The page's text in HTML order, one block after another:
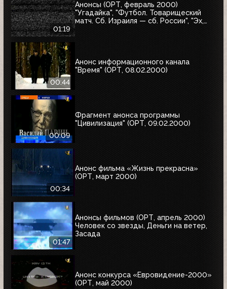
01:19
Анонсы (ОРТ, февраль 2000)
"Угадайка", "Футбол. Товарищеский
матч. Сб. Израиля — сб. России", "Эх,
00:44
Анонс информационного канала
"Время" (ОРТ, 08.02.2000)
00:09
Фрагмент анонса программы
"Цивилизация" (ОРТ, 09.02.2000)
00:34
Анонс фильма «Жизнь прекрасна»
(ОРТ, март 2000)
01:47
Анонсы фильмов (ОРТ, апрель 2000)
Человек со звезды, Деньги на ветер,
Засада
Анонс конкурса «Евровидение-2000»
(ОРТ, май 2000)